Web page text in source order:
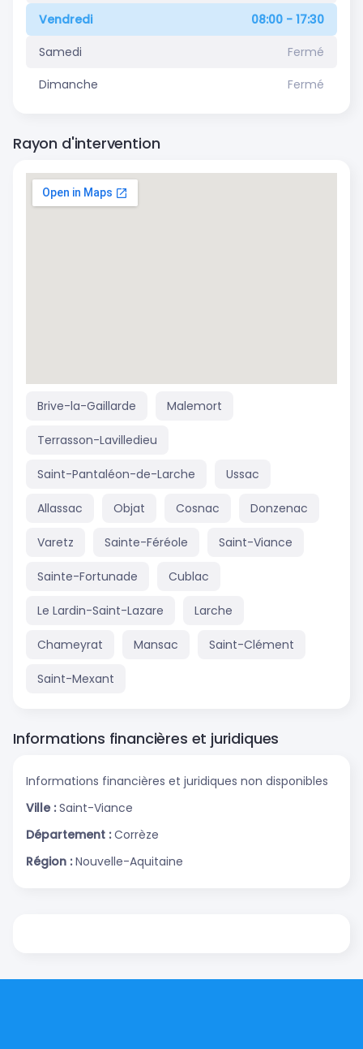
Vendredi
08:00 - 17:30
Samedi
Fermé
Dimanche
Fermé
Rayon d'intervention
Brive-la-Gaillarde Malemort
Terrasson-Lavilledieu
Saint-Pantaléon-de-Larche Ussac
Allassac Objat Cosnac Donzenac
Varetz Sainte-Féréole Saint-Viance
Sainte-Fortunade Cublac
Le Lardin-Saint-Lazare Larche
Chameyrat Mansac Saint-Clément
Saint-Mexant
Informations financières et juridiques
Informations financières et juridiques non disponibles
Ville : Saint-Viance
Département : Corrèze
Région : Nouvelle-Aquitaine